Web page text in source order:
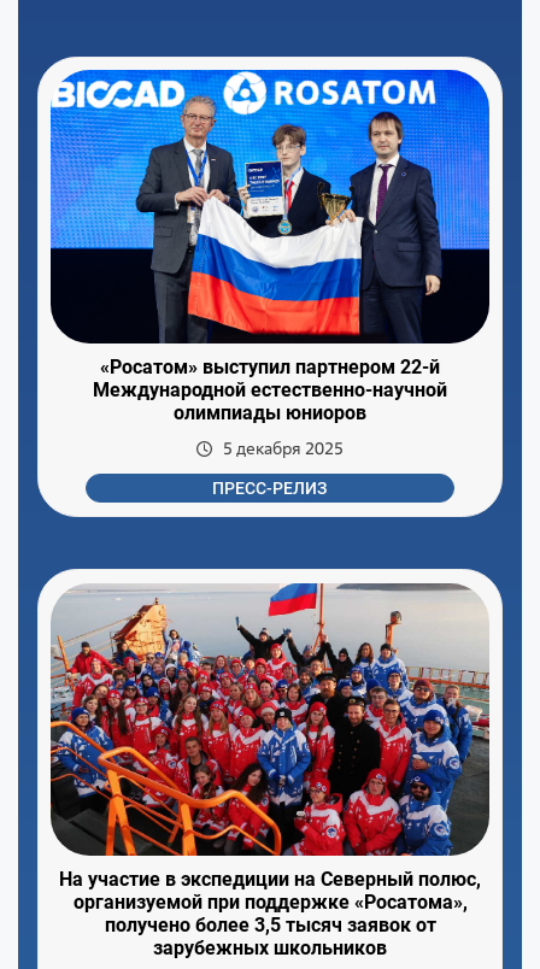
«Росатом» выступил партнером 22-й
Международной естественно-научной
олимпиады юниоров
5 декабря 2025
ПРЕСС-РЕЛИЗ
На участие в экспедиции на Северный полюс,
организуемой при поддержке «Росатома»,
получено более 3,5 тысяч заявок от
зарубежных школьников